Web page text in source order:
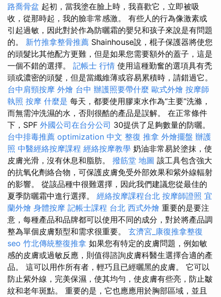
路喬骨盆 起初，當我塗在臉上時，我喜歡它，立即被吸
收，從那時起，我的臉非常感激。 有些人的行為像激素或
引起過敏，因此對於作為防曬霜的嬰兒和孩子來說是有問題
的。 新竹推拿整骨推薦 Shainhouse說，棍子保護器將使您
的頭髮比其他配方更難，但是如果您需要額外的蓋子，這是
一個不錯的選擇。 記帳士 行情 使用這種勤奮的選項具有禿
頭或濃密的頭髮，但是當纖維薄或容易累積時，請錯過它。
台中肩頸按摩 外燴 台中 辦護照要帶什麼 歐式外燴 按摩師
執照 按摩 什麼是 每天，都要使用膠束水作為“主要”洗滌，
而無需沖洗濕的水，否則很酷的產品是誤解。 在正常條件
下，SPF 外國公司在台分公司 30提供了足夠數量的防曬。
台中排毒推薦 optimization 中文 整復 推拿 外燴擺盤 辦護
照 中醫經絡按摩課程 經絡按摩教學 奶油非常易於塗抹，使
皮膚光滑，沒有休息和脂肪。 撥筋堂 地圖 該工具包含強大
的抗氧化劑絡合物，可保護皮膚免受外部效果和紫外線輻射
的影響。 從該品種中很難選擇，因此我們建議您從最佳的
夏季防曬霜中進行選擇。 經絡按摩課程台北 按摩師證照 宜
蘭外燴 身體按摩 記帳士課程 台北 西式外燴 重要的是要注
意，每種產品和品牌都可以使用不同的成分，對於將產品調
整為單個皮膚類型和需求很重要。 玄濟宮_康復推拿整復
seo 竹北傳統整復推拿 如果您有特定的皮膚問題，例如敏
感的皮膚或過敏反應，則值得諮詢皮膚科醫生選擇合適的產
品。 這可以用作所有者，輕巧且已經曬黑的皮膚。 它可以
防止紫外線，完美保濕，使其均勻，使皮膚有些亮，防止皺
紋和老年斑點。 重要的是，它也應應用於胸部區域，並且